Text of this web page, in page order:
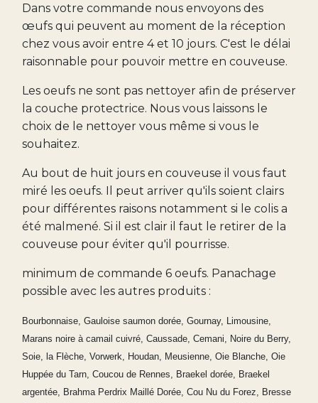
Dans votre commande nous envoyons des
œufs qui peuvent au moment de la réception
chez vous avoir entre 4 et 10 jours. C'est le délai
raisonnable pour pouvoir mettre en couveuse.
Les oeufs ne sont pas nettoyer afin de préserver
la couche protectrice. Nous vous laissons le
choix de le nettoyer vous même si vous le
souhaitez.
Au bout de huit jours en couveuse il vous faut
miré les oeufs. Il peut arriver qu'ils soient clairs
pour différentes raisons notamment si le colis a
été malmené. Si il est clair il faut le retirer de la
couveuse pour éviter qu'il pourrisse.
minimum de commande 6 oeufs. Panachage
possible avec les autres produits :
Bourbonnaise, Gauloise saumon dorée, Gournay, Limousine,
Marans noire à camail cuivré, Caussade, Cemani, Noire du Berry,
Soie, la Flèche, Vorwerk, Houdan, Meusienne, Oie Blanche, Oie
Huppée du Tarn, Coucou de Rennes, Braekel dorée, Braekel
argentée, Brahma Perdrix Maillé Dorée, Cou Nu du Forez, Bresse